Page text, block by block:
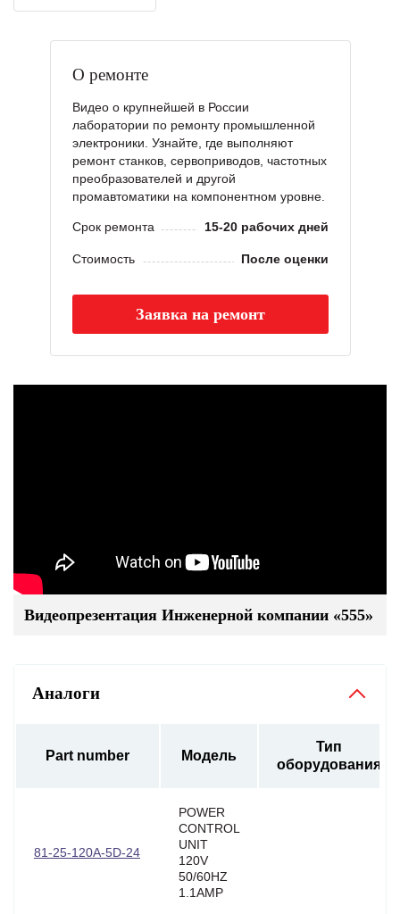
О ремонте
Видео о крупнейшей в России
лаборатории по ремонту промышленной
электроники. Узнайте, где выполняют
ремонт станков, сервоприводов, частотных
преобразователей и другой
промавтоматики на компонентном уровне.
Срок ремонта 15-20 рабочих дней
Стоимость После оценки
Заявка на ремонт
Видеопрезентация Инженерной компании «555»
Аналоги
Part number Модель
Тип
оборудования
81-25-120A-5D-24
POWER
CONTROL
UNIT
120V
50/60HZ
1.1AMP